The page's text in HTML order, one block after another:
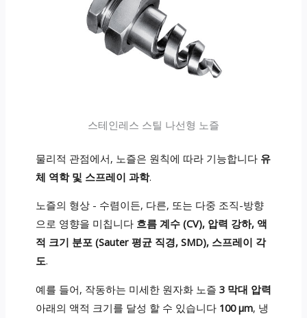
스테인레스 스틸 나선형 노즐
물리적 관점에서, 노즐은 원칙에 따라 기능합니다 유
체 역학 및 스프레이 과학.
노즐의 형상 - 수렴이든, 다른, 또는 다중 조직-방향
으로 영향을 미칩니다 흐름 계수 (CV), 압력 강하, 액
적 크기 분포 (Sauter 평균 직경, SMD), 스프레이 각
도.
예를 들어, 작동하는 미세한 원자화 노즐 3 막대 압력
아래의 액적 크기를 달성 할 수 있습니다 100 μm, 냉